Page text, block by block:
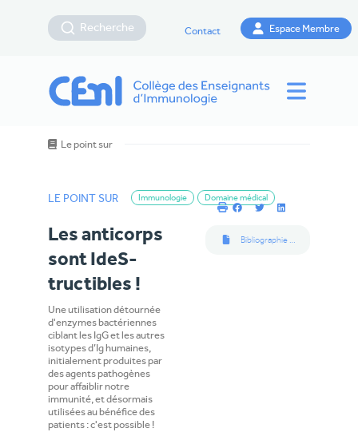
Recherche Contact Espace Membre
Le point sur
LE POINT SUR Immunologie Domaine médical
Les anticorps
sont IdeS-
tructibles !
Une utilisation détournée
d'enzymes bactériennes
ciblant les IgG et les autres
isotypes d’Ig humaines,
initialement produites par
des agents pathogènes
pour affaiblir notre
immunité, et désormais
utilisées au bénéfice des
patients : c'est possible !
Bibliographie suggérée par les auteurs